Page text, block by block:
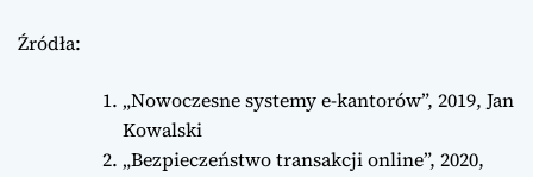
Źródła:
„Nowoczesne systemy e-kantorów”, 2019, Jan
Kowalski
„Bezpieczeństwo transakcji online”, 2020,